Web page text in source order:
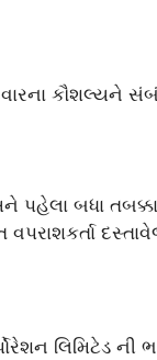
કૌશલ્યને
બધા
લિમિટેડ